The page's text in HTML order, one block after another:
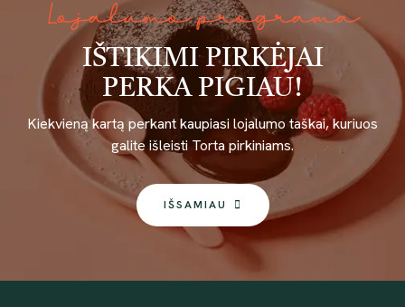
Lojalumo programa
IŠTIKIMI PIRKĖJAI
PERKA PIGIAU!
Kiekvieną kartą perkant kaupiasi lojalumo taškai, kuriuos
galite išleisti Torta pirkiniams.
IŠSAMIAU